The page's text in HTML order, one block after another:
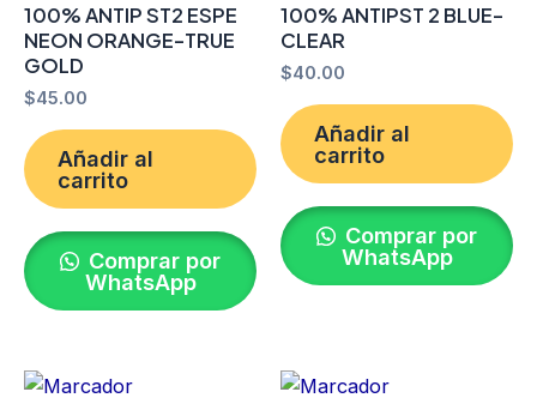
100% ANTIP ST2 ESPE
NEON ORANGE-TRUE
GOLD
$45.00
Añadir al
carrito
Comprar por
WhatsApp
100% ANTIPST 2 BLUE-
CLEAR
$40.00
Añadir al
carrito
Comprar por
WhatsApp